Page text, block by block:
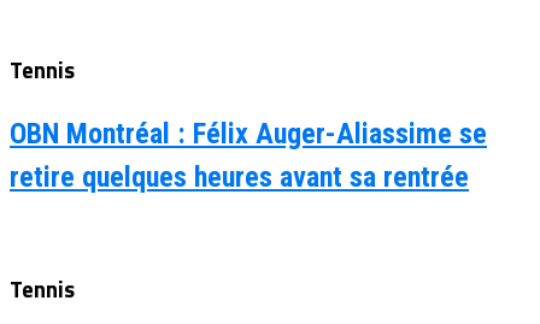
Tennis
OBN Montréal : Félix Auger-Aliassime se
retire quelques heures avant sa rentrée
Tennis